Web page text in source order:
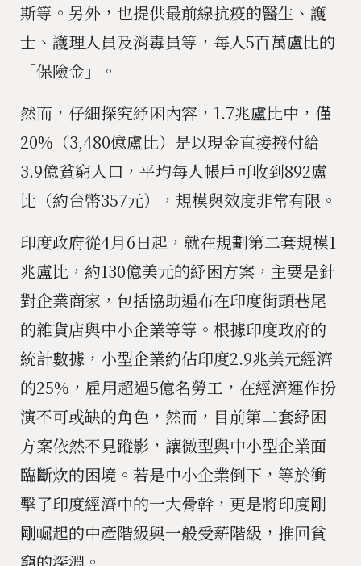
斯等。另外，也提供最前線抗疫的醫生、護
士、護理人員及消毒員等，每人5百萬盧比的
「保險金」。
然而，仔細探究紓困內容，1.7兆盧比中，僅
20%（3,480億盧比）是以現金直接撥付給
3.9億貧窮人口，平均每人帳戶可收到892盧
比（約台幣357元），規模與效度非常有限。
印度政府從4月6日起，就在規劃第二套規模1
兆盧比，約130億美元的紓困方案，主要是針
對企業商家，包括協助遍布在印度街頭巷尾
的雜貨店與中小企業等等。根據印度政府的
統計數據，小型企業約佔印度2.9兆美元經濟
的25%，雇用超過5億名勞工，在經濟運作扮
演不可或缺的角色，然而，目前第二套紓困
方案依然不見蹤影，讓微型與中小型企業面
臨斷炊的困境。若是中小企業倒下，等於衝
擊了印度經濟中的一大骨幹，更是將印度剛
剛崛起的中產階級與一般受薪階級，推回貧